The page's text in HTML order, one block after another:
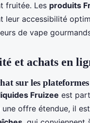
fruitée. Les produits
leur accessibilité
de vape
et achats en
sur les
Fruizee est
une offre étendue, il